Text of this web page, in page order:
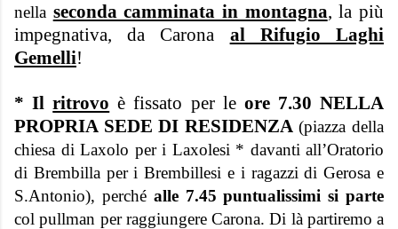
nella seconda camminata in montagna, la più
impegnativa, da Carona al Rifugio Laghi
Gemelli!
* Ilritrovo è fissato per leore 7.30 NELLA
PROPRIA SEDE DI RESIDENZA (piazza della
chiesa di Laxolo per i Laxolesi * davanti all’Oratorio
di Brembilla per i Brembillesi e i ragazzi di Gerosa e
S.Antonio), perché alle 7.45 puntualissimi si parte
col pullman per raggiungere Carona. Di là partiremo a